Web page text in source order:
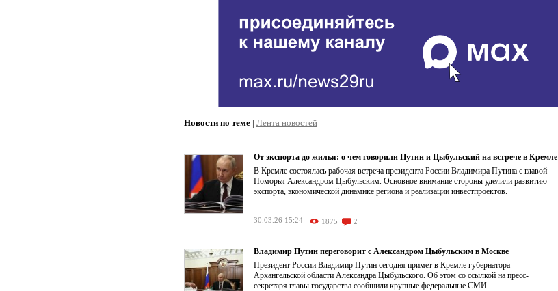
Новости по теме | Лента новостей
От экспорта до жилья: о чем говорили Путин и Цыбульский на встрече в Кремле
В Кремле состоялась рабочая встреча президента России Владимира Путина с главой
Поморья Александром Цыбульским. Основное внимание стороны уделили развитию
экспорта, экономической динамике региона и реализации инвестпроектов.
30.03.26 15:24 1875 2
Владимир Путин переговорит с Александром Цыбульским в Москве
Президент России Владимир Путин сегодня примет в Кремле губернатора
Архангельской области Александра Цыбульского. Об этом со ссылкой на пресс-
секретаря главы государства сообщили крупные федеральные СМИ.